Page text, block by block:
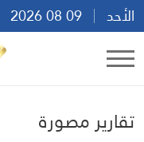
الأحد
تقارير مصورة